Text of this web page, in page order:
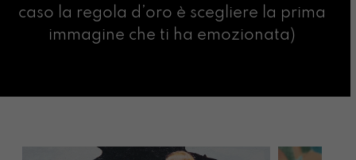
caso la regola d’oro è scegliere la prima
immagine che ti ha emozionata)